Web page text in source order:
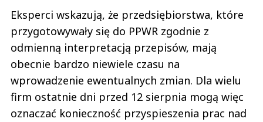
Eksperci wskazują, że przedsiębiorstwa, które
przygotowywały się do PPWR zgodnie z
odmienną interpretacją przepisów, mają
obecnie bardzo niewiele czasu na
wprowadzenie ewentualnych zmian. Dla wielu
firm ostatnie dni przed 12 sierpnia mogą więc
oznaczać konieczność przyspieszenia prac nad